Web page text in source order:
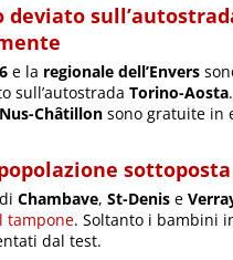
deviato
e la regionale dell’Envers
sull’autostradaTorino-Aosta
Nus-Châtillon sono gratuite in
diChambave,St-Denis e
tampone. Soltanto i bambini
dal test.